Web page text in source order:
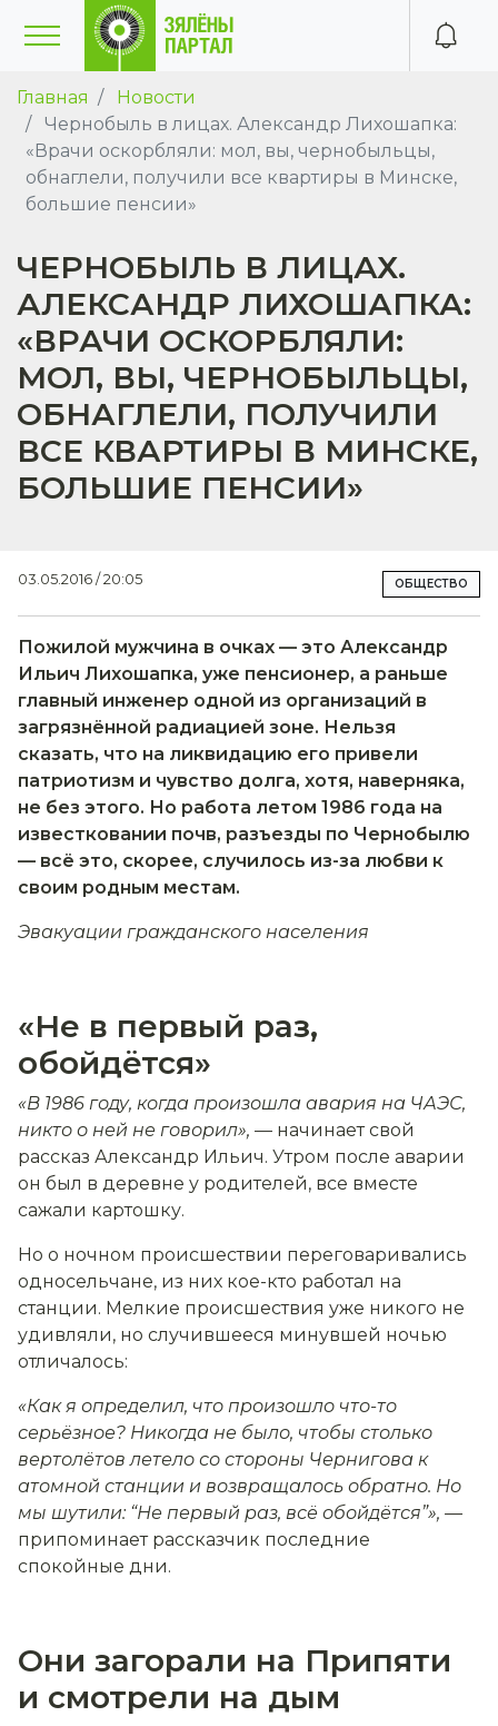
Главная
Новости
Чернобыль в лицах. Александр Лихошапка:
«Врачи оскорбляли: мол, вы, чернобыльцы,
обнаглели, получили все квартиры в Минске,
большие пенсии»
ЧЕРНОБЫЛЬ В ЛИЦАХ.
АЛЕКСАНДР ЛИХОШАПКА:
«ВРАЧИ ОСКОРБЛЯЛИ:
МОЛ, ВЫ, ЧЕРНОБЫЛЬЦЫ,
ОБНАГЛЕЛИ, ПОЛУЧИЛИ
ВСЕ КВАРТИРЫ В МИНСКЕ,
БОЛЬШИЕ ПЕНСИИ»
03.05.2016 / 20:05 ОБЩЕСТВО
Пожилой мужчина в очках — это Александр
Ильич Лихошапка, уже пенсионер, а раньше
главный инженер одной из организаций в
загрязнённой радиацией зоне. Нельзя
сказать, что на ликвидацию его привели
патриотизм и чувство долга, хотя, наверняка,
не без этого. Но работа летом 1986 года на
известковании почв, разъезды по Чернобылю
— всё это, скорее, случилось из-за любви к
своим родным местам.
Эвакуации гражданского населения
«Не в первый раз,
обойдётся»
«В 1986 году, когда произошла авария на ЧАЭС,
никто о ней не говорил», — начинает свой
рассказ Александр Ильич. Утром после аварии
он был в деревне у родителей, все вместе
сажали картошку.
Но о ночном происшествии переговаривались
односельчане, из них кое-кто работал на
станции. Мелкие происшествия уже никого не
удивляли, но случившееся минувшей ночью
отличалось:
«Как я определил, что произошло что-то
серьёзное? Никогда не было, чтобы столько
вертолётов летело со стороны Чернигова к
атомной станции и возвращалось обратно. Но
мы шутили: “Не первый раз, всё обойдётся”», —
припоминает рассказчик последние
спокойные дни.
Они загорали на Припяти
и смотрели на дым